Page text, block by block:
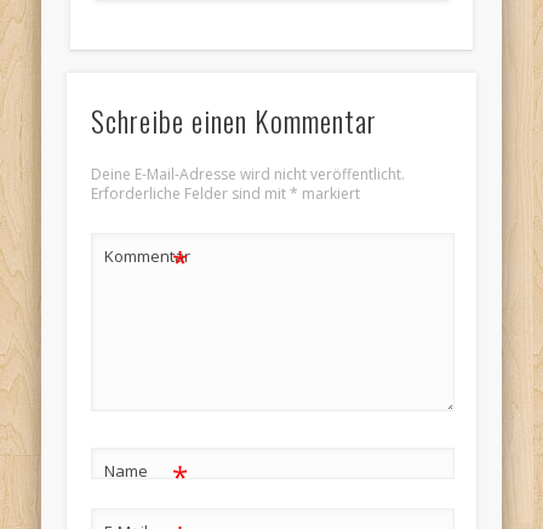
Schreibe einen Kommentar
Deine E-Mail-Adresse wird nicht veröffentlicht.
Erforderliche Felder sind mit* markiert
Kommentar
*
Name *